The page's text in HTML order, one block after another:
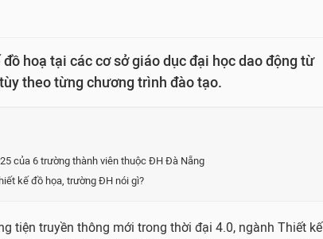
hoạ tại các cơ sở giáo dục đại học dao động từ
theo từng chương trình đào tạo.
của 6 trường thành viên thuộc ĐH Đà Nẵng
kế đồ họa, trường ĐH nói gì?
tiện truyền thông mới trong thời đại 4.0, ngành Thiết kế